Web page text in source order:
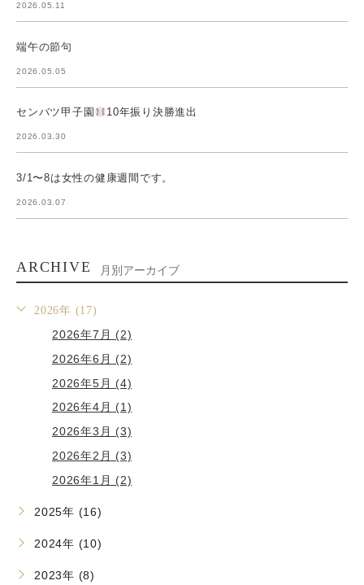
2026.05.11
端午の節句
2026.05.05
センバツ甲子園 10年振り決勝進出
2026.03.30
3/1〜8は女性の健康週間です。
2026.03.07
ARCHIVE 月別アーカイブ
2026年 (17)
2026年7月 (2)
2026年6月 (2)
2026年5月 (4)
2026年4月 (1)
2026年3月 (3)
2026年2月 (3)
2026年1月 (2)
2025年 (16)
2024年 (10)
2023年 (8)